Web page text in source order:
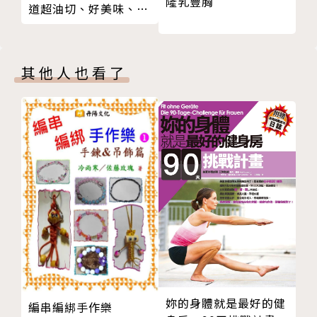
Fb新聞主播 賴正鎧/錯別字
YT頻道 靈異錯別字
www.youtube.com/@ctiwugei/featured
五雷符
第六章 特殊／冷門符
天羅地網符
化骨符
消除瘡腫符
第七章 法事科儀
官司符
斬桃花符
招財符、人緣符、平安符、防小人符使用說明
版權頁
道超油切、好美味、零
其他人也看了
編串編綁手作樂
妳的身體就是最好的健